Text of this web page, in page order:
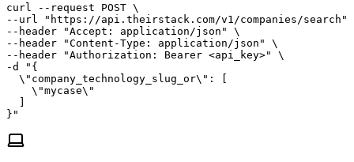
curl --request POST \
--url "https://api.theirstack.com/v1/companies/search"
--header "Accept: application/json" \
--header "Content-Type: application/json" \
--header "Authorization: Bearer <api_key>" \
-d "{
  \"company_technology_slug_or\": [
    \"mycase\"
  ]
}"